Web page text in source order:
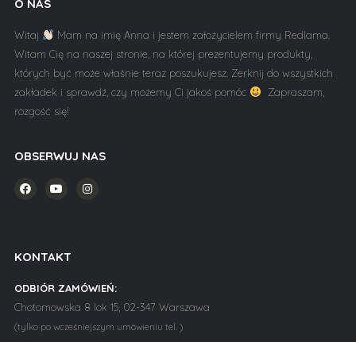
O NAS
Witaj
Mam na imię Anna i jestem założycielem firmy Redlama.
Witam Cię na naszej stronie, na której prezentujemy produkty,
których być może właśnie teraz poszukujesz. Zerknij do wszystkich
zakładek i sprawdź, czy możemy Ci jakoś pomóc
Zapraszam,
rozgość się!
OBSERWUJ NAS
KONTAKT
ODBIÓR ZAMÓWIEŃ:
Chotomowska 8 lok 15, 02-347 Warszawa
(tylko po wcześniejszym umówieniu tel. )